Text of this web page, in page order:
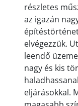
részletes
az igazán
elvégezzük.
leendő
nagy és kis
eljárásokkal.